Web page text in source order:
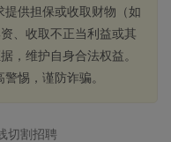
供担保或收取财物（如
、收取不正当利益或其
，维护自身合法权益。
惕，谨防诈骗。
切割招聘